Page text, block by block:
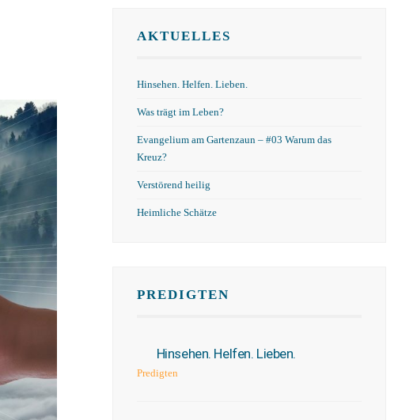
AKTUELLES
Hinsehen. Helfen. Lieben.
Was trägt im Leben?
Evangelium am Gartenzaun – #03 Warum das
Kreuz?
Verstörend heilig
Heimliche Schätze
PREDIGTEN
Hinsehen. Helfen. Lieben.
Predigten